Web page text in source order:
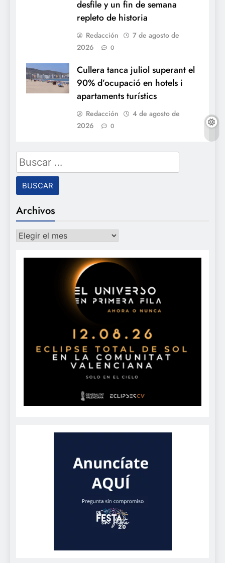
desfile y un fin de semana
repleto de historia
Redacción
7 de agosto de
2026
0
Cullera tanca juliol superant el
90% d’ocupació en hotels i
apartaments turístics
Redacción
4 de agosto de
2026
0
Buscar:
Archivos
Archivos